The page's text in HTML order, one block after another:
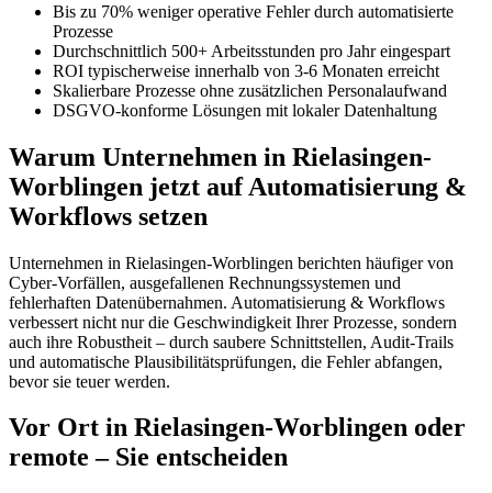
Bis zu 70% weniger operative Fehler durch automatisierte
Prozesse
Durchschnittlich 500+ Arbeitsstunden pro Jahr eingespart
ROI typischerweise innerhalb von 3-6 Monaten erreicht
Skalierbare Prozesse ohne zusätzlichen Personalaufwand
DSGVO-konforme Lösungen mit lokaler Datenhaltung
Warum Unternehmen in Rielasingen-
Worblingen jetzt auf Automatisierung &
Workflows setzen
Unternehmen in Rielasingen-Worblingen berichten häufiger von
Cyber-Vorfällen, ausgefallenen Rechnungssystemen und
fehlerhaften Datenübernahmen. Automatisierung & Workflows
verbessert nicht nur die Geschwindigkeit Ihrer Prozesse, sondern
auch ihre Robustheit – durch saubere Schnittstellen, Audit-Trails
und automatische Plausibilitätsprüfungen, die Fehler abfangen,
bevor sie teuer werden.
Vor Ort in Rielasingen-Worblingen oder
remote – Sie entscheiden